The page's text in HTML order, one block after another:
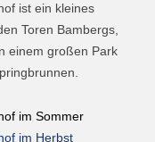
ist ein kleines
Toren Bam­bergs,
einem großen Park
im Sommer
im Herbst